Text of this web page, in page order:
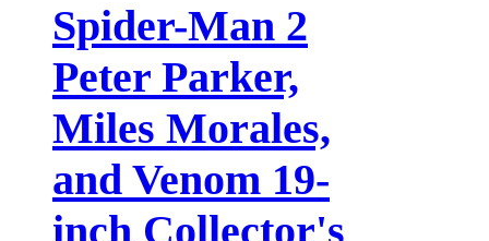
Spider-Man 2
Peter Parker,
Miles Morales,
and Venom 19-
inch Collector's